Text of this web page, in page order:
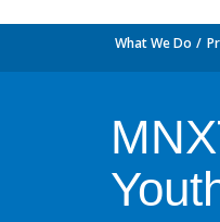
What We Do